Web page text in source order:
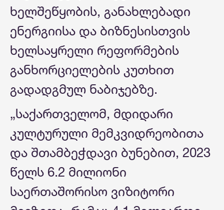
ხელშეწყობის, განახლებადი
ენერგიისა და ბიზნესისთვის
ხელსაყრელი რეფორმების
განხორციელების კუთხით
გადადგმულ ნაბიჯებზე.
„საქართველომ, მდიდარი
კულტურული მემკვიდრეობითა
და შთამბეჭდავი ბუნებით, 2023
წელს 6.2 მილიონი
საერთაშორისო ვიზიტორი